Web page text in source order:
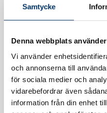
Samtycke
Denna webbplats
Vi använder
och annonserna till
för sociala medier och
vidarebefordrar även
information från din enhet
Jag vill veta mer om HSBs
Förvaltning
Byggprojektledning